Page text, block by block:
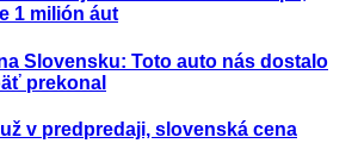
1 milión áut
Slovensku: Toto auto nás dostalo
prekonal
v predpredaji, slovenská cena